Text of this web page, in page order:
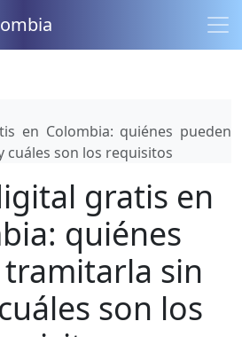
en Colombia: quiénes pueden
son los requisitos
gratis en
quiénes
sin
son los